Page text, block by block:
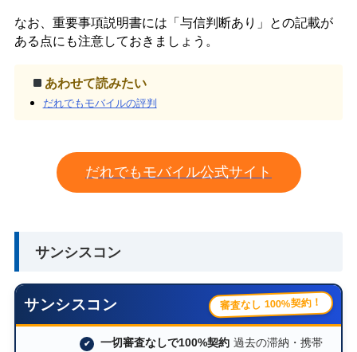
なお、重要事項説明書には「与信判断あり」との記載が
ある点にも注意しておきましょう。
あわせて読みたい
だれでもモバイルの評判
だれでもモバイル公式サイト
サンシスコン
サンシスコン 審査なし 100%契約！
一切審査なしで100%契約 過去の滞納・携帯